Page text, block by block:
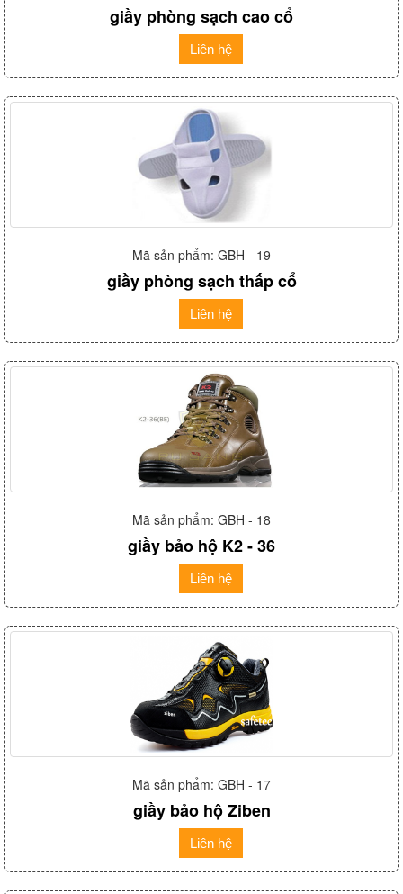
giầy phòng sạch cao cổ
Liên hệ
Mã sản phẩm: GBH - 19
giầy phòng sạch thấp cổ
Liên hệ
Mã sản phẩm: GBH - 18
giầy bảo hộ K2 - 36
Liên hệ
Mã sản phẩm: GBH - 17
giầy bảo hộ Ziben
Liên hệ